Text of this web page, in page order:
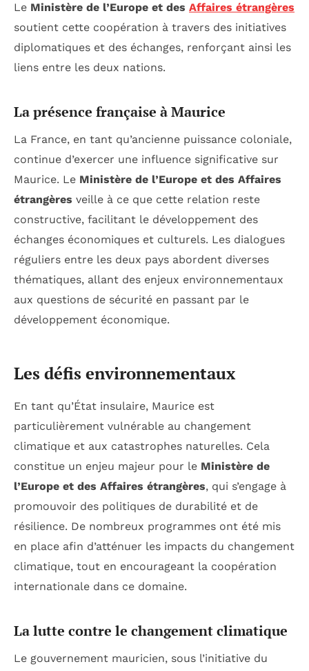
Le Ministère de l’Europe et des Affaires étrangères
soutient cette coopération à travers des initiatives
diplomatiques et des échanges, renforçant ainsi les
liens entre les deux nations.
La présence française à Maurice
La France, en tant qu’ancienne puissance coloniale,
continue d’exercer une influence significative sur
Maurice. Le Ministère de l’Europe et des Affaires
étrangères veille à ce que cette relation reste
constructive, facilitant le développement des
échanges économiques et culturels. Les dialogues
réguliers entre les deux pays abordent diverses
thématiques, allant des enjeux environnementaux
aux questions de sécurité en passant par le
développement économique.
Les défis environnementaux
En tant qu’État insulaire, Maurice est
particulièrement vulnérable au changement
climatique et aux catastrophes naturelles. Cela
constitue un enjeu majeur pour le Ministère de
l’Europe et des Affaires étrangères, qui s’engage à
promouvoir des politiques de durabilité et de
résilience. De nombreux programmes ont été mis
en place afin d’atténuer les impacts du changement
climatique, tout en encourageant la coopération
internationale dans ce domaine.
La lutte contre le changement climatique
Le gouvernement mauricien, sous l’initiative du